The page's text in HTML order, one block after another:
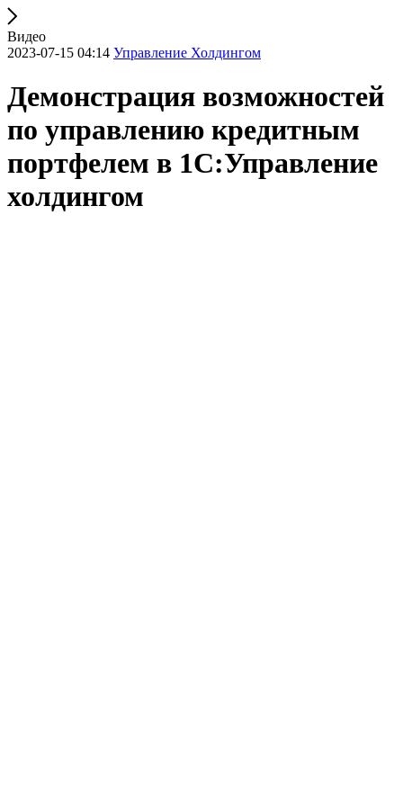
Видео
2023-07-15 04:14 Управление Холдингом
Демонстрация возможностей
по управлению кредитным
портфелем в 1С:Управление
холдингом